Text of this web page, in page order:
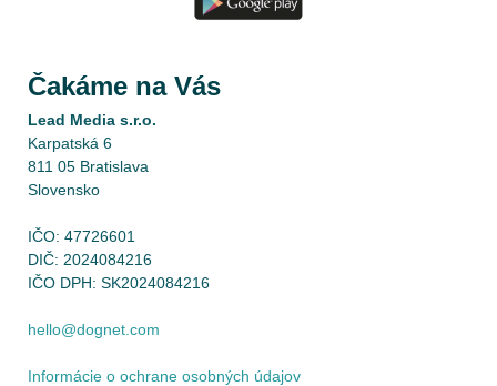
Čakáme na Vás
Lead Media s.r.o.
Karpatská 6
811 05 Bratislava
Slovensko
IČO: 47726601
DIČ: 2024084216
IČO DPH: SK2024084216
hello@dognet.com
Informácie o ochrane osobných údajov